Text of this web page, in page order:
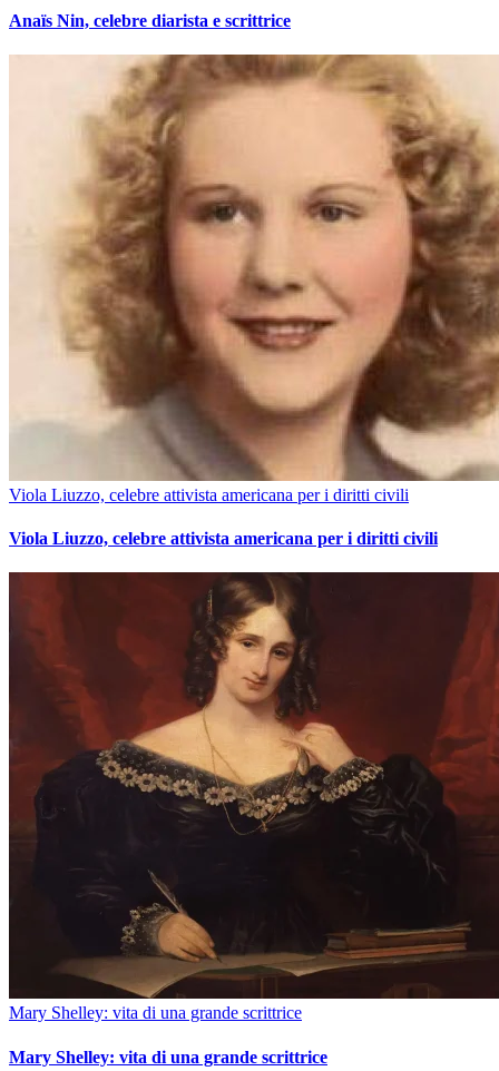
Anaïs Nin, celebre diarista e scrittrice
Viola Liuzzo, celebre attivista americana per i diritti civili
Viola Liuzzo, celebre attivista americana per i diritti civili
Mary Shelley: vita di una grande scrittrice
Mary Shelley: vita di una grande scrittrice